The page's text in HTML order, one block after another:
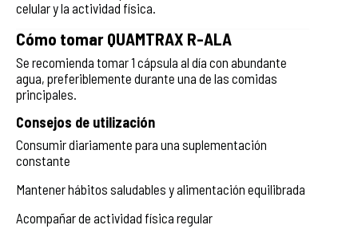
celular y la actividad física.
Cómo tomar QUAMTRAX R-ALA
Se recomienda tomar 1 cápsula al día con abundante
agua, preferiblemente durante una de las comidas
principales.
Consejos de utilización
Consumir diariamente para una suplementación
constante
Mantener hábitos saludables y alimentación equilibrada
Acompañar de actividad física regular